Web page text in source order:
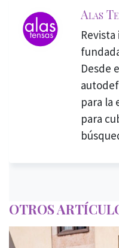
Alas
Desde
para la
para
OTROS